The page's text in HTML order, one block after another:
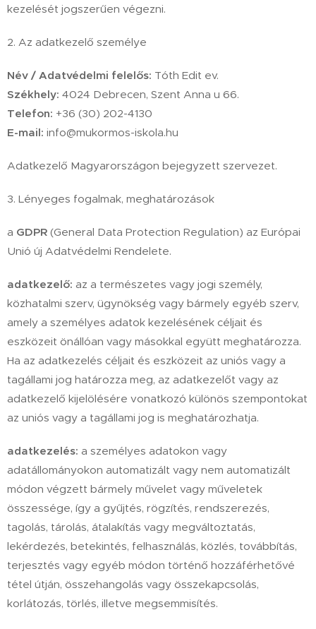
kezelését jogszerűen végezni.
2. Az adatkezelő személye
Név / Adatvédelmi felelős: Tóth Edit ev.
Székhely: 4024 Debrecen, Szent Anna u 66.
Telefon: +36 (30) 202-4130
E-mail: info@mukormos-iskola.hu
Adatkezelő Magyarországon bejegyzett szervezet.
3. Lényeges fogalmak, meghatározások
a GDPR (General Data Protection Regulation) az Európai
Unió új Adatvédelmi Rendelete.
adatkezelő: az a természetes vagy jogi személy,
közhatalmi szerv, ügynökség vagy bármely egyéb szerv,
amely a személyes adatok kezelésének céljait és
eszközeit önállóan vagy másokkal együtt meghatározza.
Ha az adatkezelés céljait és eszközeit az uniós vagy a
tagállami jog határozza meg, az adatkezelőt vagy az
adatkezelő kijelölésére vonatkozó különös szempontokat
az uniós vagy a tagállami jog is meghatározhatja.
adatkezelés: a személyes adatokon vagy
adatállományokon automatizált vagy nem automatizált
módon végzett bármely művelet vagy műveletek
összessége, így a gyűjtés, rögzítés, rendszerezés,
tagolás, tárolás, átalakítás vagy megváltoztatás,
lekérdezés, betekintés, felhasználás, közlés, továbbítás,
terjesztés vagy egyéb módon történő hozzáférhetővé
tétel útján, összehangolás vagy összekapcsolás,
korlátozás, törlés, illetve megsemmisítés.